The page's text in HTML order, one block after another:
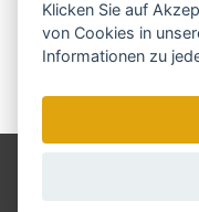
Wir senden einmal pro Woche
Klicken Sie auf
von Cookies in
Informationen zu